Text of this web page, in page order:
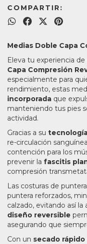
COMPARTIR:
Medias Doble Capa
Eleva tu experiencia
Capa Compresión
especialmente para
rendimiento, estas
incorporada que
manteniendo tus pies
actividad.
Gracias a su
re-circulación
contención para los
prevenir la fascitis
compresión
Las costuras de
puntera reforzados,
calzado, evitando así la
diseño reversible
asegurando que
Con un secado rápido